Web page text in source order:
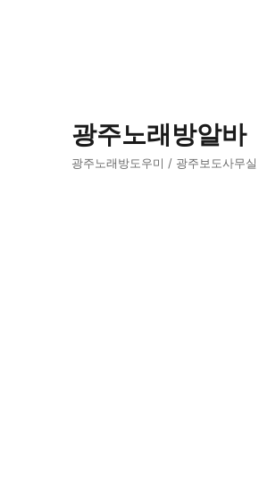
광주노래방알바
광주노래방도우미 / 광주보도사무